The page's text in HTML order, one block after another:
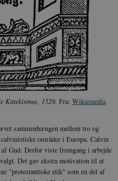
1529. Fra: Wikiemedia
sammenhængen mellem tro og
områder i Europa. Calvin
Gud. Derfor viste fremgang i arbejde
Det gav ekstra motivation til at
"protestantiske etik" som en del af